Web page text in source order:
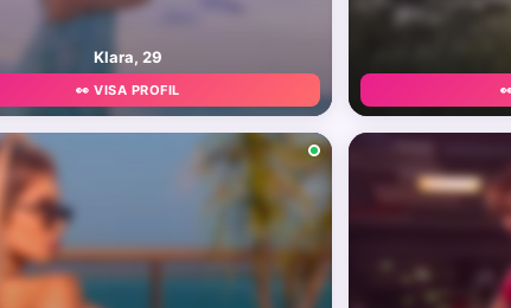
Klara, 29
👀 VISA PROFIL